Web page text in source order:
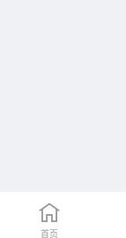
首页